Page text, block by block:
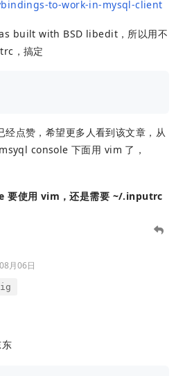
to-work-in-mysql-client
built with BSD libedit，所以用不
，搞定
经点赞，希望更多人看到该文章，从
console 下面用 vim 了，
要使用 vim，还是需要 ~/.inputrc
月06日